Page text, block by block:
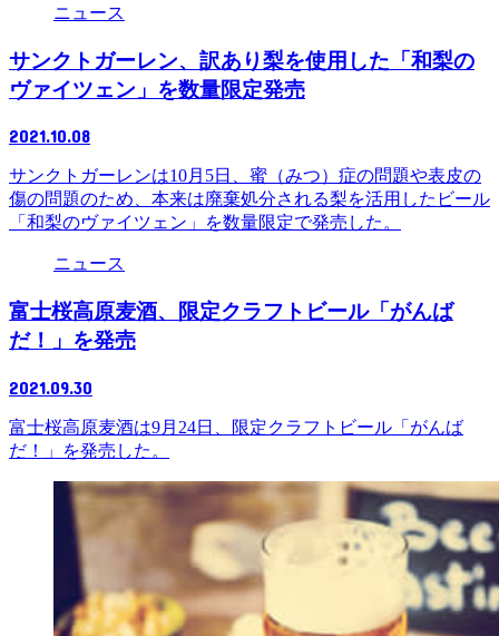
ニュース
サンクトガーレン、訳あり梨を使用した「和梨の
ヴァイツェン」を数量限定発売
2021.10.08
サンクトガーレンは10月5日、蜜（みつ）症の問題や表皮の
傷の問題のため、本来は廃棄処分される梨を活用したビール
「和梨のヴァイツェン」を数量限定で発売した。
ニュース
富士桜高原麦酒、限定クラフトビール「がんば
だ！」を発売
2021.09.30
富士桜高原麦酒は9月24日、限定クラフトビール「がんば
だ！」を発売した。